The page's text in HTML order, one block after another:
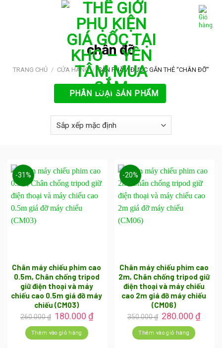
chân đỡ
TRANG CHỦ / CỬA HÀNG / SẢN PHẨM ĐƯỢC GẮN THẺ “CHÂN ĐỠ”
PHÂN LOẠI SẢN PHẨM
-31%
Chân máy chiếu phim cao
0.5m, Chân chống tripod
giữ điện thoại và máy
chiếu cao 0.5m giá đỡ máy
chiếu (CM03)
260.000₫ Giá
gốc
là:
260.000 ₫.
180.000 ₫Giá
hiện
Thêm vào giỏ hàng
-20%
Chân máy chiếu phim cao
2m, Chân chống tripod giữ
điện thoại và máy chiếu
cao 2m giá đỡ máy chiếu
(CM06)
350.000₫ Giá
gốc
là:
350.000 ₫.
280.000₫Giá
hiện
Thêm vào giỏ hàng